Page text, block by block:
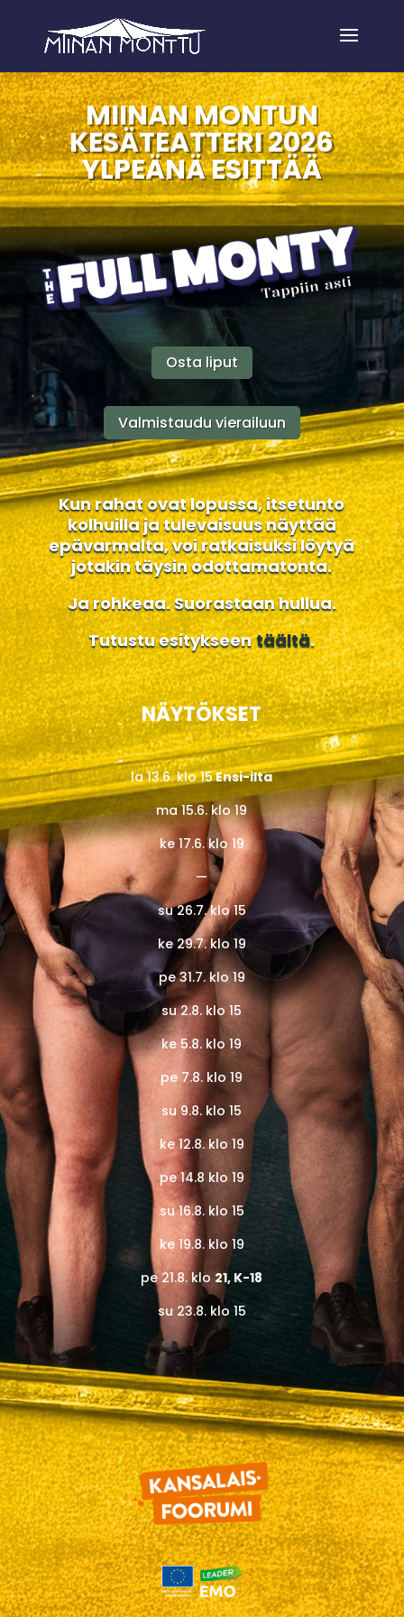
MIINAN MONTUN
KESÄTEATTERI 2026
YLPEÄNÄ ESITTÄÄ
Osta liput
Valmistaudu vierailuun
Kun rahat ovat lopussa, itsetunto
kolhuilla ja tulevaisuus näyttää
epävarmalta, voi ratkaisuksi löytyä
jotakin täysin odottamatonta.
Ja rohkeaa. Suorastaan hullua.
Tutustu esitykseen täältä.
NÄYTÖKSET
la 13.6. klo 15Ensi-ilta
ma 15.6. klo 19
ke 17.6. klo 19
—
su 26.7. klo 15
ke 29.7. klo 19
pe 31.7. klo 19
su 2.8. klo 15
ke 5.8. klo 19
pe 7.8. klo 19
su 9.8. klo 15
ke 12.8. klo 19
pe 14.8 klo 19
su 16.8. klo 15
ke 19.8. klo 19
pe 21.8. klo21, K-18
su 23.8. klo 15